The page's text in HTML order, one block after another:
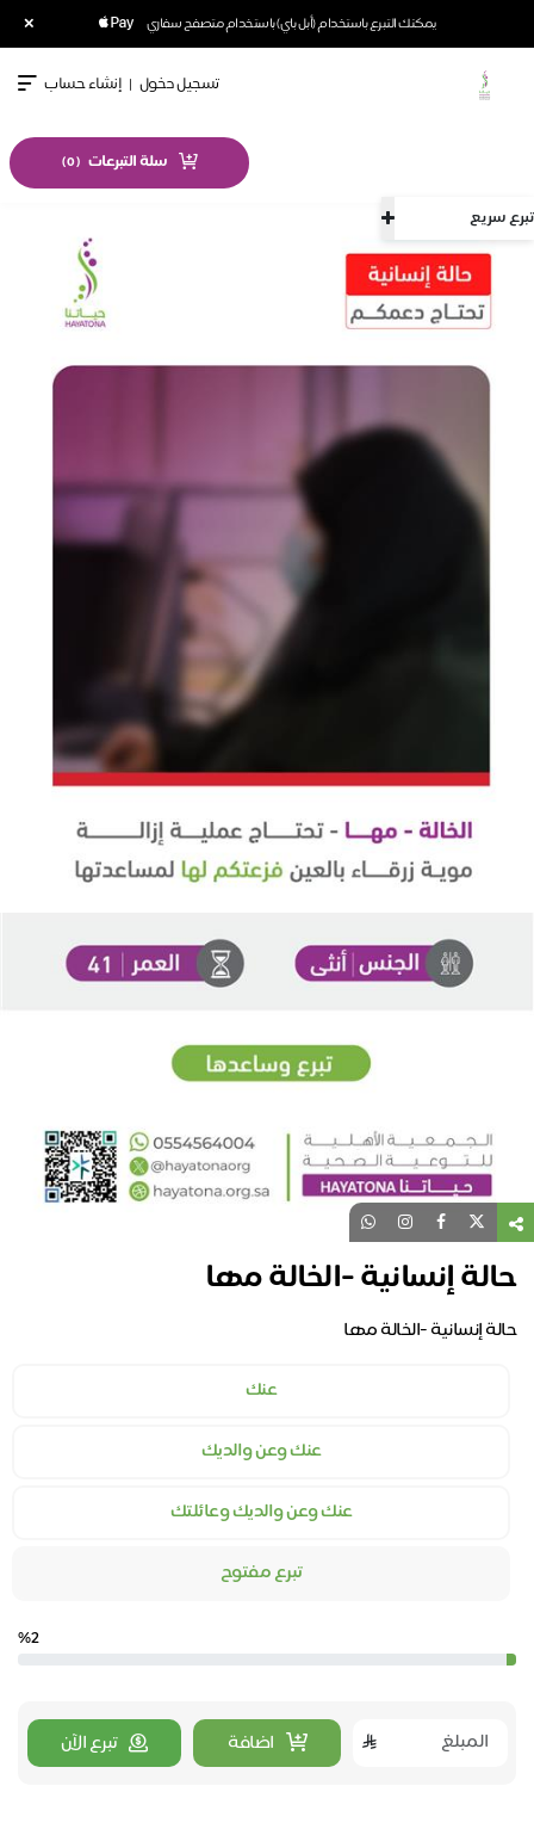
يمكنك التبرع باستخدام (أبل باي) باستخدام متصفح سفاري ×
تبرع سريع
تسجيل دخول | إنشاء حساب
سلة التبرعات (
0
)
حالة إنسانية -الخالة مها
حالة إنسانية -الخالة مها
عنك
عنك وعن والديك
عنك وعن والديك وعائلتك
تبرع مفتوح
%2
اضافة تبرع الآن